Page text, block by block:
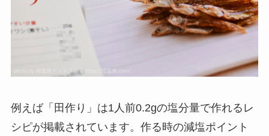
例えば「田作り」は1人前0.2gの塩分量で作れるレ
シピが掲載されています。作る時の減塩ポイント